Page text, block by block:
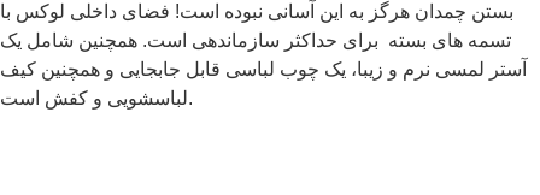
بستن چمدان هرگز به این آسانی نبوده است! فضای داخلی لوکس با
تسمه های بسته برای حداکثر سازماندهی است. همچنین شامل یک
آستر لمسی نرم و زیبا، یک چوب لباسی قابل جابجایی و همچنین کیف
لباسشویی و کفش است.